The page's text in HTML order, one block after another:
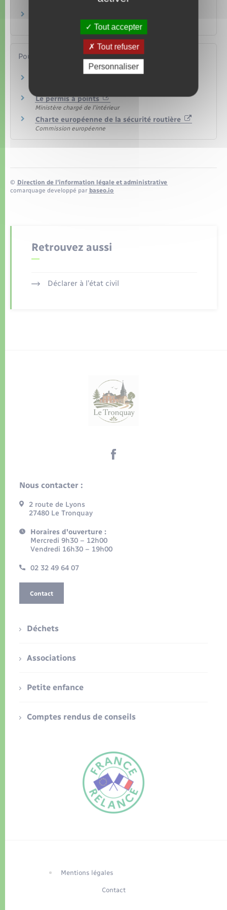
Transports – Mobilité
Pour en savoir plus
Le permis à points
Ministère chargé de l'intérieur
Charte européenne de la sécurité routière
Commission européenne
© Direction de l’information légale et administrative
comarquage developpé par baseo.io
Retrouvez aussi
Déclarer à l’état civil
Nous contacter :
2 route de Lyons
27480 Le Tronquay
Horaires d'ouverture :
Mercredi 9h30 – 12h00
Vendredi 16h30 – 19h00
02 32 49 64 07
Contact
Déchets
Associations
Petite enfance
Comptes rendus de conseils
Mentions légales
Contact
Tout accepter
Tout refuser
Personnaliser